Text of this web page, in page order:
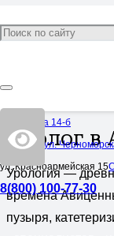
Омелькова 14-б
Центр по ул.
ул. Красноармейская 15
8(800) 100-77-30
Уролог
Уролог в
Урология —
времена
пузыря,